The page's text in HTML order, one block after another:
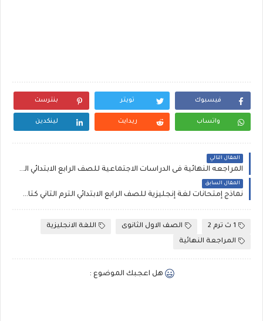
فيسبوك تويتر بنترست
واتساب ريدايت لينكدين
المقال التالي
المراجعه النهائية فى الدراسات الاجتماعية للصف الرابع الابتدائي الترم الثاني، أهم أسئلة دراسات اجتماعية رابعة ابتدائي مستر محمود سعيد
المقال السابق
نماذج إمتحانات لغة إنجليزية للصف الرابع الابتدائي الترم الثاني كتاب سلاح التلميذ
1 ث ترم 2 الصف الاول الثانوى
اللغة الانجليزية
المراجعة النهائية
هل اعجبك الموضوع :